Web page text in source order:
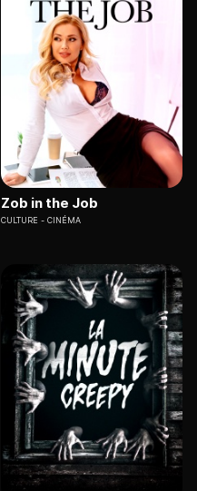
Zob in the Job
CULTURE CINÉMA